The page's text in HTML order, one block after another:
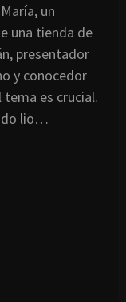
un
una tienda de
presentador
y conocedor
es crucial.
lio…